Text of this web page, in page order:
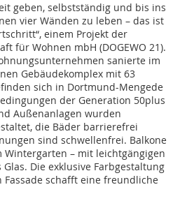
geben, selbstständig und bis ins
vier Wänden zu leben – das ist
einem Projekt der
für Wohnen mbH (DOGEWO 21).
sanierte im
Gebäudekomplex mit 63
sich in Dortmund-Mengede
der Generation 50plus
Außenanlagen wurden
die Bäder barrierefrei
sind schwellenfrei. Balkone
– mit leichtgängigen
Die exklusive Farbgestaltung
schafft eine freundliche